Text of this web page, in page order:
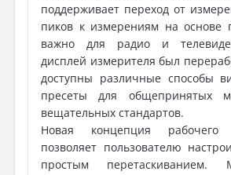
поддерживает переход от
пиков к измерениям на основе
важно для радио и
дисплей измерителя был
доступны различные способы
пресеты для общепринятых
вещательных стандартов.
Новая концепция рабочего
позволяет пользователю
простым перетаскиванием.